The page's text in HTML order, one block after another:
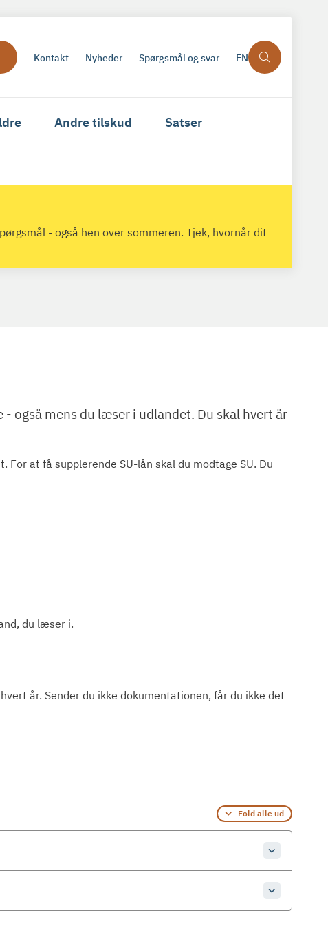
Kontakt Nyheder Spørgsmål og svar EN
Andre tilskud Satser
- også hen over sommeren. Tjek, hvornår dit
også mens du læser i udlandet. Du skal hvert år
at få supplerende SU-lån skal du modtage SU. Du
du læser i.
år. Sender du ikke dokumentationen, får du ikke det
Fold alle ud